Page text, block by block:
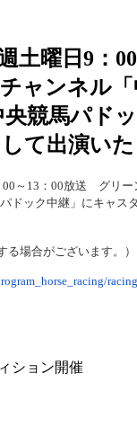
曜日9：00
ャンネル「
競馬パド
て出演いた
～13：00放送 グリー
ドック中継」にキャス
る場合がございます。）
ション開催